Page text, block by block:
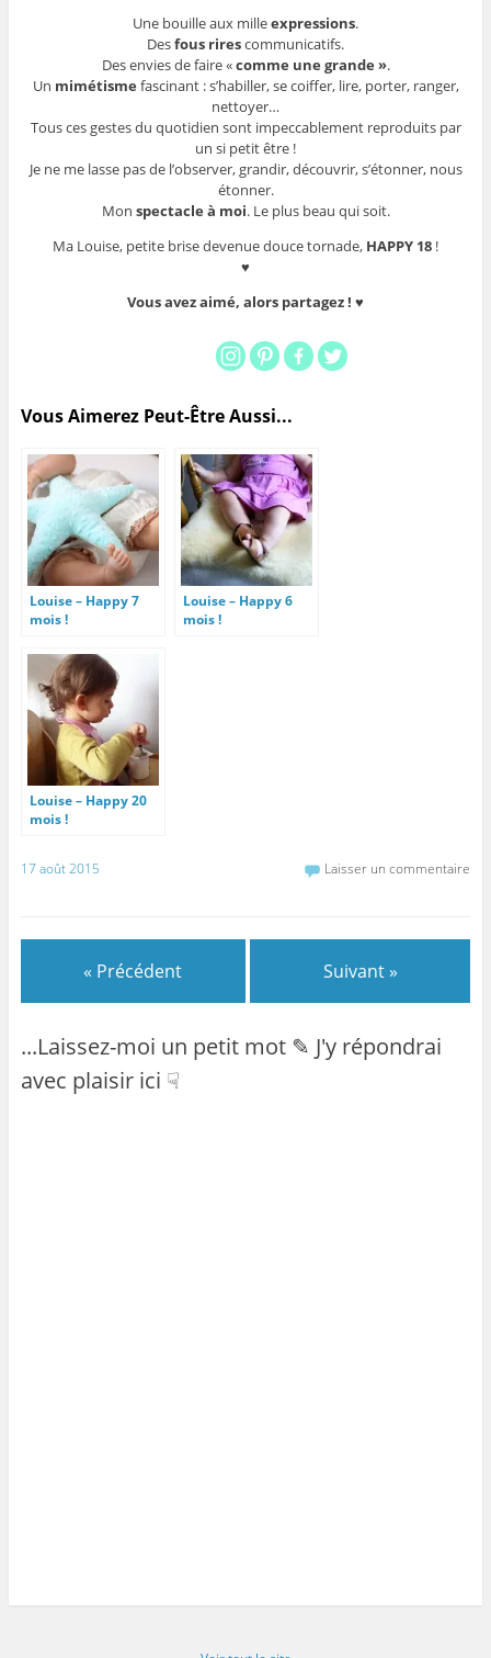
Une bouille aux milleexpressions.
Desfous rirescommunicatifs.
Des envies de faire «comme une grande ».
Un mimétisme fascinant : s’habiller, se coiffer, lire, porter, ranger,
nettoyer…
Tous ces gestes du quotidien sont impeccablement reproduits par
un si petit être !
Je ne me lasse pas de l’observer, grandir, découvrir, s’étonner, nous
étonner.
Mon spectacle à moi. Le plus beau qui soit.
Ma Louise, petite brise devenue douce tornade, HAPPY 18 !
♥
Vous avez aimé, alors partagez ! ♥
Vous Aimerez Peut-Être Aussi...
Louise – Happy 7
mois !
Louise – Happy 6
mois !
Louise – Happy 20
mois !
17 août 2015 Laisser un commentaire
« Précédent Suivant »
...Laissez-moi un petit mot ✎ J'y répondrai
avec plaisir ici ☟